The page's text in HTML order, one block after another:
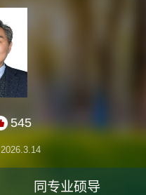
545
2026.3.14
同专业硕导